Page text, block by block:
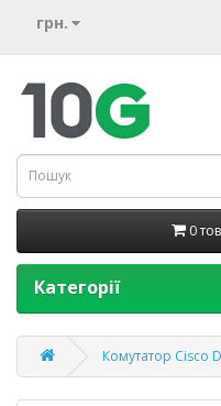
грн.
0
Категорії
Комутатор Cisco